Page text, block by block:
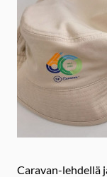
Caravan-lehdellä